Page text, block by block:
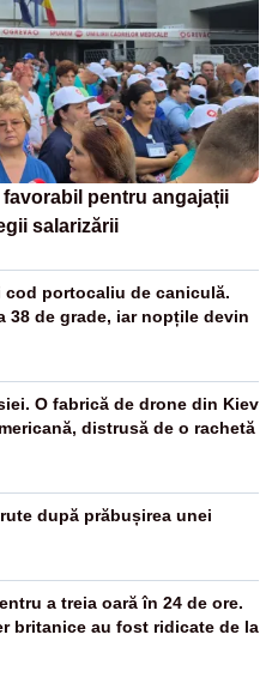
pentru angajații
salarizării
cod portocaliu de caniculă.
38 de grade, iar nopțile devin
O fabrică de drone din Kiev
distrusă de o rachetă
după prăbușirea unei
a treia oară în 24 de ore.
britanice au fost ridicate de la